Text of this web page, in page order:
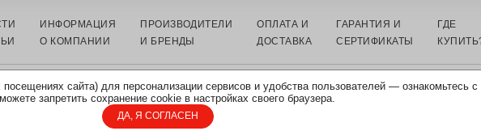
сайта) для персонализации сервисов и удобства пользователей — ознакомьтесь с
запретить сохранение cookie в настройках своего браузера.
ДА, Я СОГЛАСЕН
ИНФОРМАЦИЯ
О КОМПАНИИ
ПРОИЗВОДИТЕЛИ
И БРЕНДЫ
ОПЛАТА И
ДОСТАВКА
ГАРАНТИЯ И
СЕРТИФИКАТЫ
ГДЕ
КАРТА
САЙТА
ПОЛИТИКА ОБРАБОТКИ
ПЕРСОНАЛЬНЫХ ДАННЫХ